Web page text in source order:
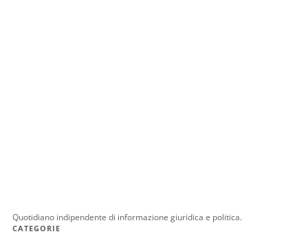
Quotidiano indipendente di informazione giuridica e politica.
CATEGORIE